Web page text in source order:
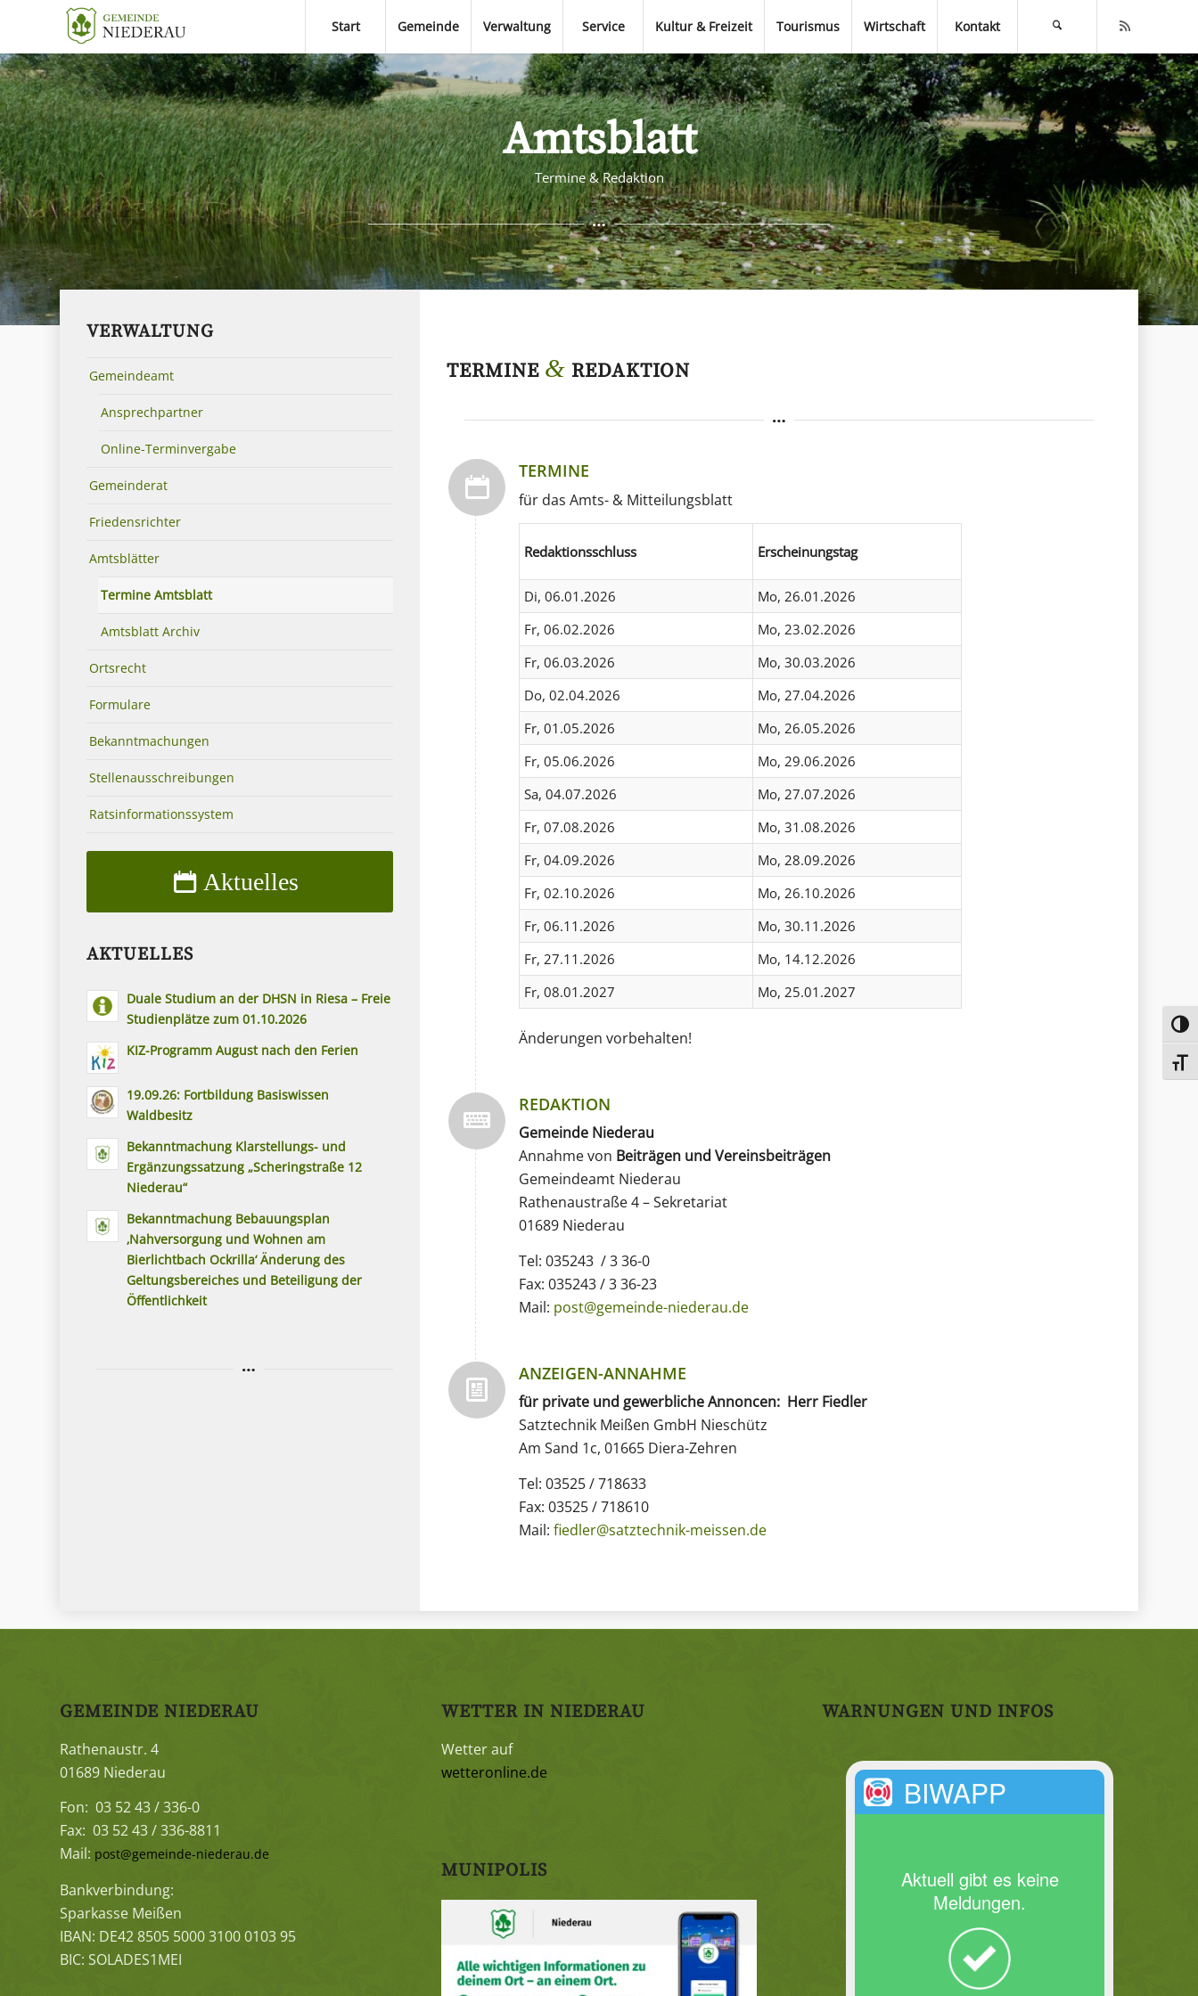
Start Gemeinde Verwaltung Service Kultur & Freizeit Tourismus Wirtschaft Kontakt
Amtsblatt
Termine & Redaktion
VERWALTUNG
Gemeindeamt
Ansprechpartner
Online-Terminvergabe
Gemeinderat
Friedensrichter
Amtsblätter
Termine Amtsblatt
Amtsblatt Archiv
Ortsrecht
Formulare
Bekanntmachungen
Stellenausschreibungen
Ratsinformationssystem
Aktuelles
AKTUELLES
Duale Studium an der DHSN in Riesa – Freie
Studienplätze zum 01.10.2026
KIZ-Programm August nach den Ferien
19.09.26: Fortbildung Basiswissen
Waldbesitz
Bekanntmachung Klarstellungs- und
Ergänzungssatzung „Scheringstraße 12
Niederau“
Bekanntmachung Bebauungsplan
‚Nahversorgung und Wohnen am
Bierlichtbach Ockrilla‘ Änderung des
Geltungsbereiches und Beteiligung der
Öffentlichkeit
TERMINE & REDAKTION
TERMINE
für das Amts- & Mitteilungsblatt
Redaktionsschluss Erscheinungstag
Di, 06.01.2026
Mo, 26.01.2026
Fr, 06.02.2026
Mo, 23.02.2026
Fr, 06.03.2026
Mo, 30.03.2026
Do, 02.04.2026
Mo, 27.04.2026
Fr, 01.05.2026
Mo, 26.05.2026
Fr, 05.06.2026
Mo, 29.06.2026
Sa, 04.07.2026
Mo, 27.07.2026
Fr, 07.08.2026
Mo, 31.08.2026
Fr, 04.09.2026
Mo, 28.09.2026
Fr, 02.10.2026
Mo, 26.10.2026
Fr, 06.11.2026
Mo, 30.11.2026
Fr, 27.11.2026
Mo, 14.12.2026
Fr, 08.01.2027
Mo, 25.01.2027
Änderungen vorbehalten!
REDAKTION
Gemeinde Niederau
Annahme von Beiträgen und Vereinsbeiträgen
Gemeindeamt Niederau
Rathenaustraße 4 – Sekretariat
01689 Niederau
Tel: 035243 / 3 36-0
Fax: 035243 / 3 36-23
Mail: post@gemeinde-niederau.de
ANZEIGEN-ANNAHME
für private und gewerbliche Annoncen: Herr Fiedler
Satztechnik Meißen GmbH Nieschütz
Am Sand 1c, 01665 Diera-Zehren
Tel: 03525 / 718633
Fax: 03525 / 718610
Mail: fiedler@satztechnik-meissen.de
GEMEINDE NIEDERAU
Rathenaustr. 4
01689 Niederau
Fon: 03 52 43 / 336-0
Fax: 03 52 43 / 336-8811
Mail: post@gemeinde-niederau.de
Bankverbindung:
Sparkasse Meißen
IBAN: DE42 8505 5000 3100 0103 95
BIC: SOLADES1MEI
WETTER IN NIEDERAU
Wetter auf
wetteronline.de
MUNIPOLIS
WARNUNGEN UND INFOS
BIWAPP
Aktuell gibt es keine
Meldungen.